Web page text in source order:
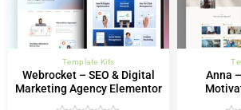
Template Kits
Webrocket – SEO & Digital
Marketing Agency Elementor
Template Kit
Anna